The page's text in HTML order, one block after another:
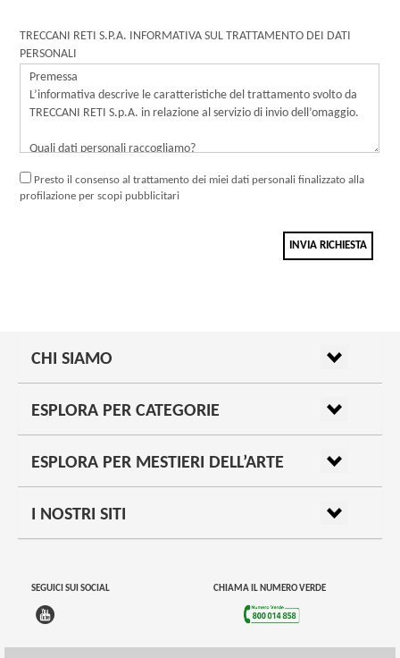
TRECCANI RETI S.P.A. INFORMATIVA SUL TRATTAMENTO DEI DATI
PERSONALI
Presto il consenso al trattamento dei miei dati personali finalizzato alla
profilazione per scopi pubblicitari
INVIA RICHIESTA
CHI SIAMO
ESPLORA PER CATEGORIE
ESPLORA PER MESTIERI DELL’ARTE
I NOSTRI SITI
SEGUICI SUI SOCIAL CHIAMA IL NUMERO VERDE